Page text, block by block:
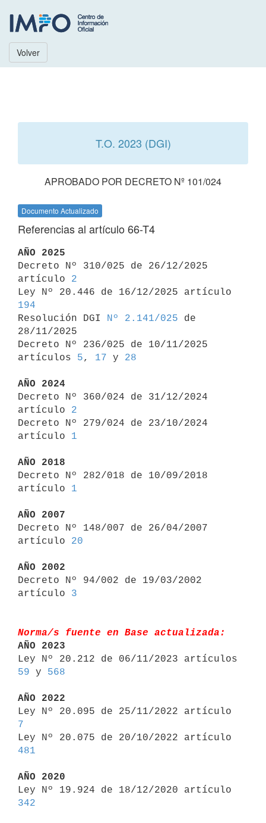
Volver
T.O. 2023 (DGI)
APROBADO POR DECRETO Nº 101/024
Documento Actualizado
Referencias al artículo 66-T4
AÑO 2025
Decreto Nº 310/025 de 26/12/2025
artículo 2
194
Resolución DGI
Nº 2.141/025 de
28/11/2025
Decreto Nº 236/025 de 10/11/2025
artículos 5, 17 y 28
AÑO 2024
Decreto Nº 360/024 de 31/12/2024
artículo 2
Decreto Nº 279/024 de 23/10/2024
artículo 1
AÑO 2018
Decreto Nº 282/018 de 10/09/2018
artículo 1
AÑO 2007
Decreto Nº 148/007 de 26/04/2007
artículo 20
AÑO 2002
Decreto Nº 94/002 de 19/03/2002
artículo 3
Norma/s fuente en Base actualizada:
AÑO 2023
59 y 568
AÑO 2022
7
481
AÑO 2020
342